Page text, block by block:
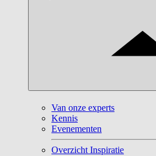
Van onze experts
Kennis
Evenementen
Overzicht Inspiratie